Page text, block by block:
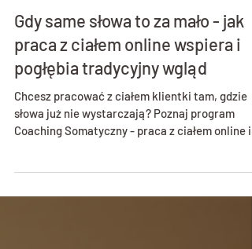
Gdy same słowa to za mało - jak
praca z ciałem online wspiera i
pogłębia tradycyjny wgląd
Chcesz pracować z ciałem klientki tam, gdzie
słowa już nie wystarczają? Poznaj program
umów rozmowę kwalifikacyjną: